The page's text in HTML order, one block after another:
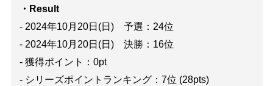
・Result
- 2024年10月20日(日) 予選：24位
- 2024年10月20日(日) 決勝：16位
- 獲得ポイント：0pt
- シリーズポイントランキング：7位 (28pts)